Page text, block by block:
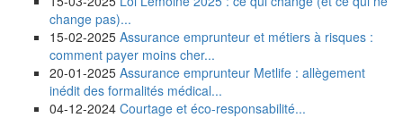
change pas)...
15-02-2025 Assurance emprunteur et métiers à risques :
comment payer moins cher...
20-01-2025 Assurance emprunteur Metlife : allègement
inédit des formalités médical...
04-12-2024 Courtage et éco-responsabilité...